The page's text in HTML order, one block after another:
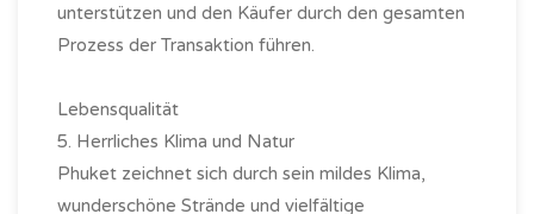
unterstützen und den Käufer durch den gesamten
Prozess der Transaktion führen.
Lebensqualität
5. Herrliches Klima und Natur
Phuket zeichnet sich durch sein mildes Klima,
wunderschöne Strände und vielfältige